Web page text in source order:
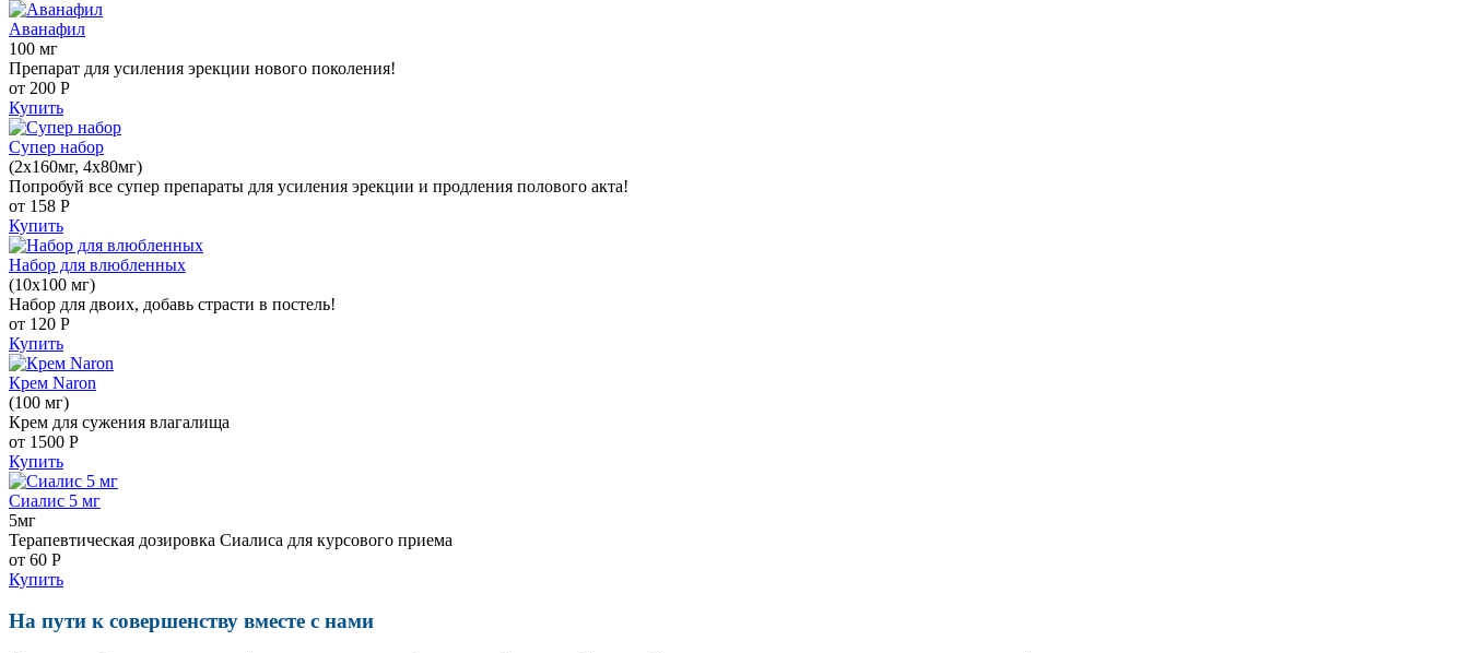
Аванафил
100 мг
Препарат для усиления эрекции нового поколения!
от 200 Р
Купить
Супер набор
(2х160мг, 4х80мг)
Попробуй все супер препараты для усиления эрекции и продления полового акта!
от 158 Р
Купить
Набор для влюбленных
(10х100 мг)
Набор для двоих, добавь страсти в постель!
от 120 Р
Купить
Крем Naron
(100 мг)
Крем для сужения влагалища
от 1500 Р
Купить
Сиалис 5 мг
5мг
Терапевтическая дозировка Сиалиса для курсового приема
от 60 Р
Купить
На пути к совершенству вместе с нами